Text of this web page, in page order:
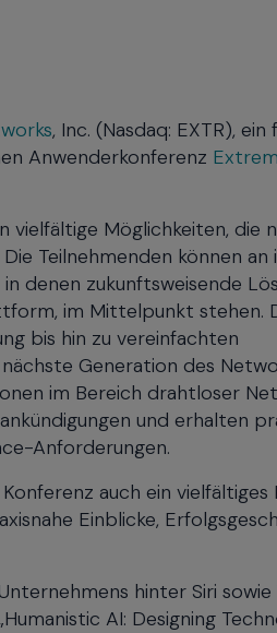
, Inc. (Nasdaq: EXTR),
Anwenderkonferenz
Möglichkeiten, die
Teilnehmenden können an
denen zukunftsweisende
im Mittelpunkt stehen.
bis hin zu vereinfachten
Generation des
im Bereich drahtloser
und erhalten
Anforderungen.
auch ein
Einblicke,
hinter Siri
AI: Designing